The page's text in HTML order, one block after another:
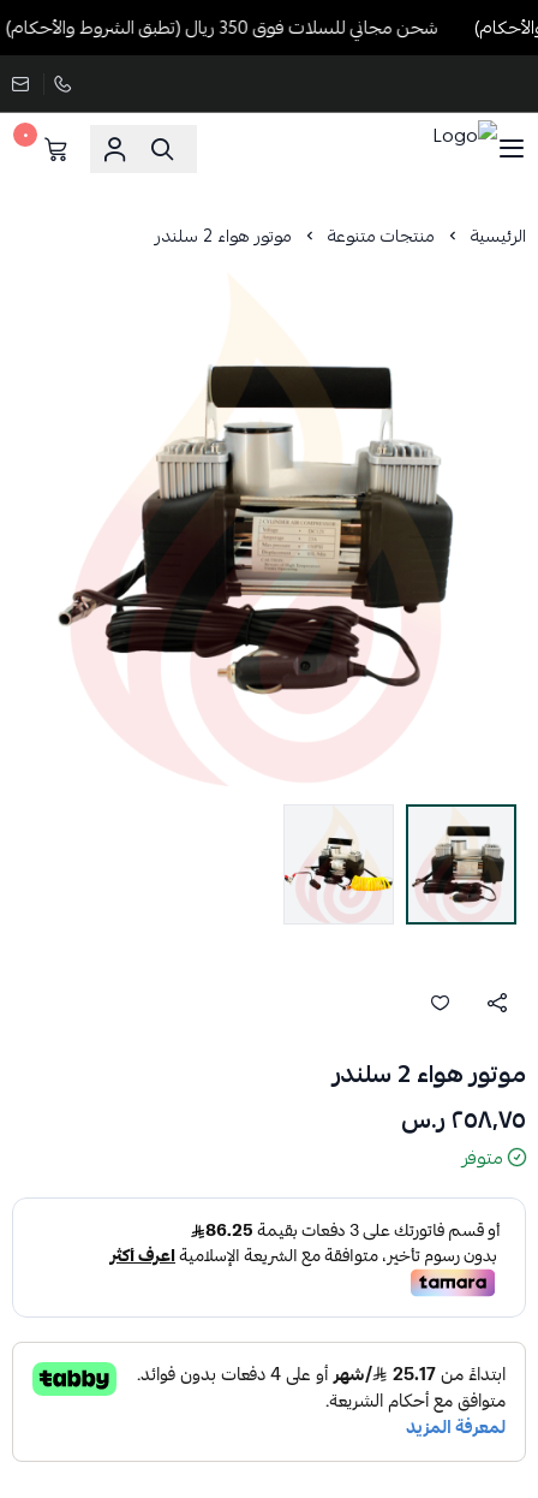
شحن مجاني للسلات فوق 350 ريال (تطبق الشروط والأحكام)
٠
الرئيسية منتجات متنوعة موتور هواء 2 سلندر
موتور هواء 2 سلندر
٢٥٨٫٧٥ ر.س
متوفر